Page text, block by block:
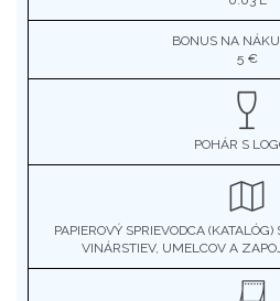
BONUS NA
5 €
POHÁR S
PAPIEROVÝ SPRIEVODCA
VINÁRSTIEV, UMELCOV A